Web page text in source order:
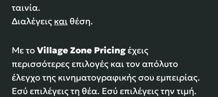
ταινία.
Διαλέγεις καιθέση.
Με τοVillage Zone Pricingέχεις
περισσότερες επιλογές και τον απόλυτο
έλεγχο της κινηματογραφικής σου εμπειρίας.
Εσύ επιλέγεις τη θέα. Εσύ επιλέγεις την τιμή.